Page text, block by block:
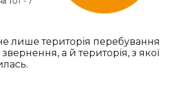
лише територія перебування
а й територія, з якої